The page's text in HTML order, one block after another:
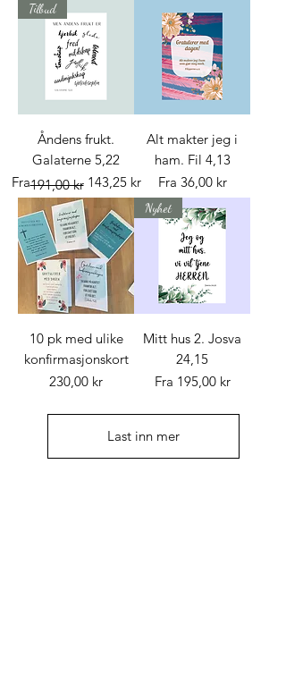
Tilbud
Åndens frukt.
Galaterne 5,22
Fra
Vanlig pris
191,00 kr 143,25 kr
Salgspris
Alt makter jeg i
ham. Fil 4,13
Fra 36,00 kr
Salgspris
10 pk med ulike
konfirmasjonskort
Pris
230,00 kr
Nyhet
Mitt hus 2. Josva
24,15
Fra 195,00 kr
Salgspris
Last inn mer